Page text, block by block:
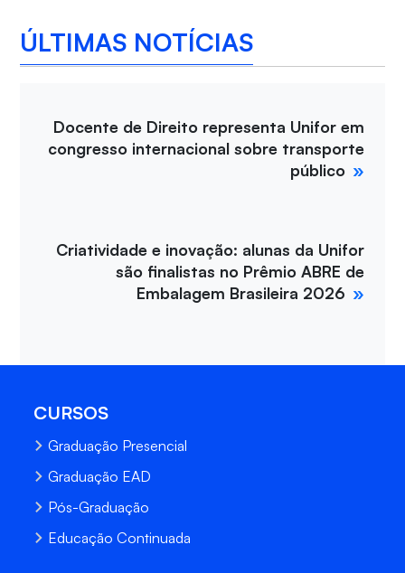
ÚLTIMAS NOTÍCIAS
Docente de Direito representa Unifor em
congresso internacional sobre transporte
público
Criatividade e inovação: alunas da Unifor
são finalistas no Prêmio ABRE de
Embalagem Brasileira 2026
CURSOS
Graduação Presencial
Graduação EAD
Pós-Graduação
Educação Continuada